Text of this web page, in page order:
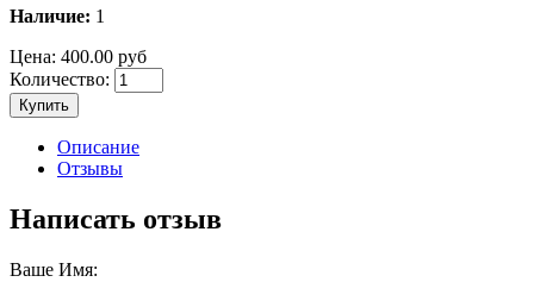
Наличие: 1
Цена: 400.00 руб
Количество:
Купить
Описание
Отзывы
Написать отзыв
Ваше Имя: